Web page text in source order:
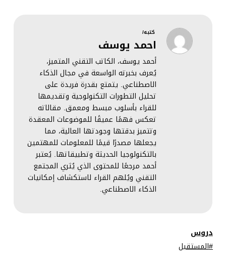
كتبه/
احمد يوسف
أحمد يوسف، الكاتب التقني المتميز،
يُعرف بخبرته الواسعة في مجال الذكاء
الاصطناعي. يتمتع بقدرة فريدة على
تحليل التطورات التكنولوجية وتقديمها
للقراء بأسلوب مبسط ومعمق. مقالاته
تعكس فهمًا عميقًا للموضوعات المعقدة
وتتميز بدقتها وجودتها العالية، مما
يجعلها مصدرًا قيمًا للمعلومات للمهتمين
بالتكنولوجيا الحديثة وتطبيقاتها. يُعتبر
أحمد مرجعًا للمحتوى الذي يُثري المجتمع
التقني ويُلهم القراء لاستكشاف إمكانيات
الذكاء الاصطناعي.
دروس
المستقبل